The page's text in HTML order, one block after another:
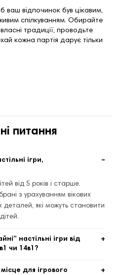
ваш відпочинок був цікавим,
спілкуванням. Обирайте
традиції, проводьте
кожна партія дарує тільки
питання
ігри,
від 5 років і старше.
з урахуванням вікових
деталей, які можуть становити
настільні ігри від
чи 14в1?
для ігрового